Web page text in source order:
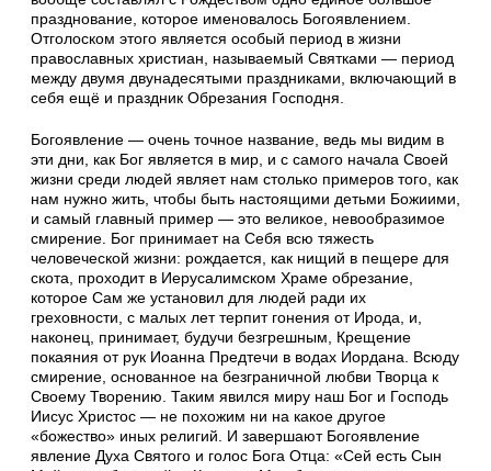
празднование, которое именовалось Богоявлением.
Отголоском этого является особый период в жизни
православных христиан, называемый Святками — период
между двумя двунадесятыми праздниками, включающий в
себя ещё и праздник Обрезания Господня.
Богоявление — очень точное название, ведь мы видим в
эти дни, как Бог является в мир, и с самого начала Своей
жизни среди людей являет нам столько примеров того, как
нам нужно жить, чтобы быть настоящими детьми Божиими,
и самый главный пример — это великое, невообразимое
смирение. Бог принимает на Себя всю тяжесть
человеческой жизни: рождается, как нищий в пещере для
скота, проходит в Иерусалимском Храме обрезание,
которое Сам же установил для людей ради их
греховности, с малых лет терпит гонения от Ирода, и,
наконец, принимает, будучи безгрешным, Крещение
покаяния от рук Иоанна Предтечи в водах Иордана. Всюду
смирение, основанное на безграничной любви Творца к
Своему Творению. Таким явился миру наш Бог и Господь
Иисус Христос — не похожим ни на какое другое
«божество» иных религий. И завершают Богоявление
явление Духа Святого и голос Бога Отца: «Сей есть Сын